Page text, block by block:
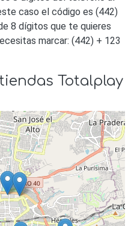
caso el código es (442)
8 dígitos que te quieres
marcar: (442) + 123
Totalplay